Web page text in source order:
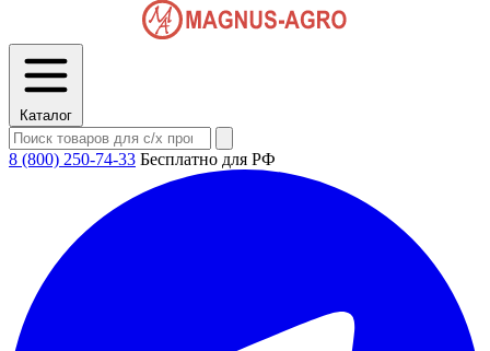
Каталог
8 (800) 250-74-33 Бесплатно для РФ